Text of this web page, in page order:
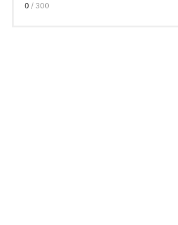
0 / 300